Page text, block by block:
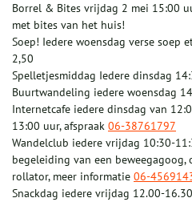
Borrel & Bites vrijdag 2 mei 15:00
met bites van het huis!
Soep! Iedere woensdag verse soep
2,50
Spelletjesmiddag Iedere dinsdag
Buurtwandeling iedere woensdag
Internetcafe iedere dinsdag van
13:00 uur, afspraak 06-38761797
Wandelclub iedere vrijdag 10:30-
begeleiding van een
rollator, meer informatie 06-
Snackdag iedere vrijdag 12.00-